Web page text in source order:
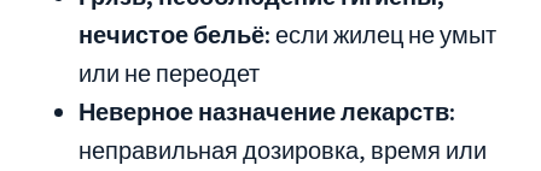
нечистое бельё:если жилец не умыт
или не переодет
Неверное назначение лекарств:
неправильная дозировка, время или